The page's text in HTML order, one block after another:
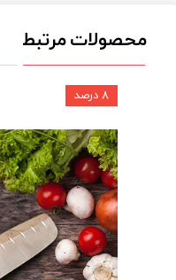
★★
محصولات مرتبط
۸ درصد